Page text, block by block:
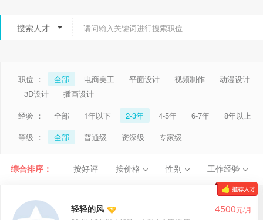
搜索人才
职位 ： 全部 电商美工 平面设计 视频制作
动漫设计
3D设计
插画设计
经验 ：
全部 1年以下 2-3年 4-5年 6-7年
8年以上
等级 ：
全部 普通级 资深级 专家级
综合排序： 按好评 按价格 性别 工作经验
轻轻的风 4500元/月